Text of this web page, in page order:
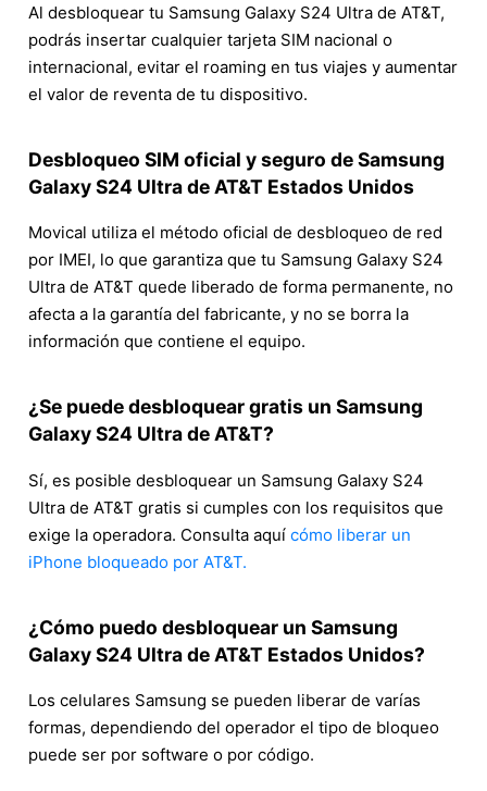
Al desbloquear tu Samsung Galaxy S24 Ultra de AT&T,
podrás insertar cualquier tarjeta SIM nacional o
internacional, evitar el roaming en tus viajes y aumentar
el valor de reventa de tu dispositivo.
Desbloqueo SIM oficial y seguro de Samsung
Galaxy S24 Ultra de AT&T Estados Unidos
Movical utiliza el método oficial de desbloqueo de red
por IMEI, lo que garantiza que tu Samsung Galaxy S24
Ultra de AT&T quede liberado de forma permanente, no
afecta a la garantía del fabricante, y no se borra la
información que contiene el equipo.
¿Se puede desbloquear gratis un Samsung
Galaxy S24 Ultra de AT&T?
Sí, es posible desbloquear un Samsung Galaxy S24
Ultra de AT&T gratis si cumples con los requisitos que
exige la operadora. Consulta aquí cómo liberar un
iPhone bloqueado por AT&T.
¿Cómo puedo desbloquear un Samsung
Galaxy S24 Ultra de AT&T Estados Unidos?
Los celulares Samsung se pueden liberar de varías
formas, dependiendo del operador el tipo de bloqueo
puede ser por software o por código.